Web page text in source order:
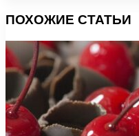
ПОХОЖИЕ СТАТЬИ